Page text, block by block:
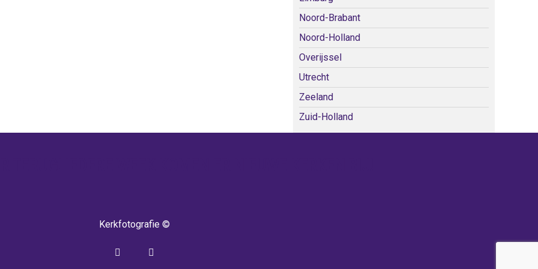
Noord-Brabant
Noord-Holland
Overijssel
Utrecht
Zeeland
Zuid-Holland
Kerkfotografie ©